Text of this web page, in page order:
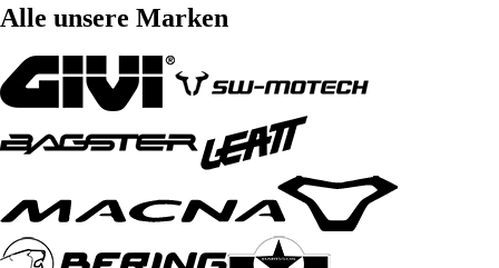
Alle unsere Marken